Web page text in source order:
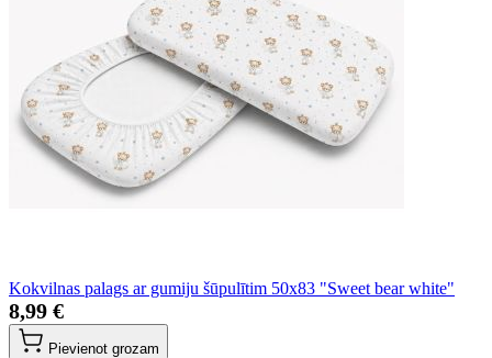
Kokvilnas palags ar gumiju šūpulītim 50x83 "Sweet bear white"
8,99 €
Pievienot grozam